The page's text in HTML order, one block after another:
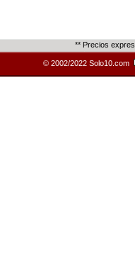
** Precios
© 2002/2022 Solo10.com